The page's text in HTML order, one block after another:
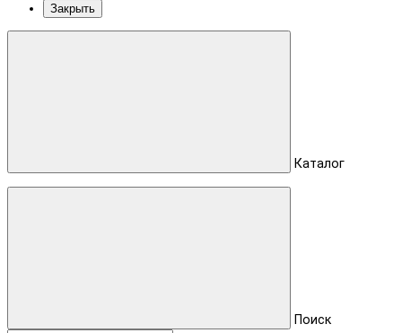
Закрыть
Каталог
Поиск